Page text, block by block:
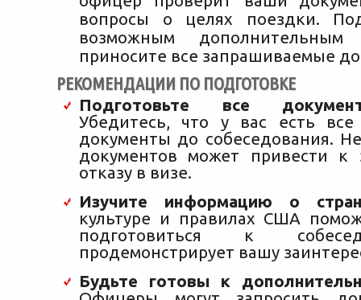
вопросы о целях поездки.
возможным
приносите все запрашиваемые
РЕКОМЕНДАЦИИ ПО ПОДГОТОВКЕ
Подготовьте все
Убедитесь, что у вас есть
документы до собеседования.
документов может привести к
отказу в визе.
Изучите информацию о
культуре и правилах США
подготовиться к
продемонстрирует вашу
Будьте готовы к